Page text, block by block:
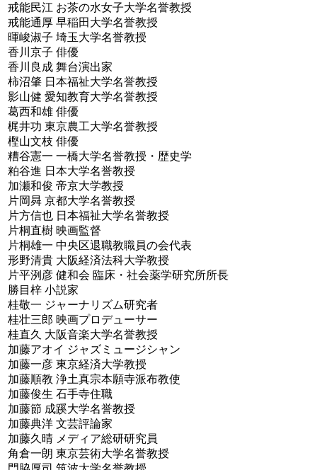
戒能民江 お茶の水女子大学名誉教授
戒能通厚 早稲田大学名誉教授
暉峻淑子 埼玉大学名誉教授
香川京子 俳優
香川良成 舞台演出家
柿沼肇 日本福祉大学名誉教授
影山健 愛知教育大学名誉教授
葛西和雄 俳優
梶井功 東京農工大学名誉教授
樫山文枝 俳優
糟谷憲一 一橋大学名誉教授・歴史学
粕谷進 日本大学名誉教授
加瀬和俊 帝京大学教授
片岡曻 京都大学名誉教授
片方信也 日本福祉大学名誉教授
片桐直樹 映画監督
片桐雄一 中央区退職教職員の会代表
形野清貴 大阪経済法科大学教授
片平洌彦 健和会 臨床・社会薬学研究所所長
勝目梓 小説家
桂敬一 ジャーナリズム研究者
桂壮三郎 映画プロデューサー
桂直久 大阪音楽大学名誉教授
加藤アオイ ジャズミュージシャン
加藤一彦 東京経済大学教授
加藤順教 浄土真宗本願寺派布教使
加藤俊生 石手寺住職
加藤節 成蹊大学名誉教授
加藤典洋 文芸評論家
加藤久晴 メディア総研研究員
角倉一朗 東京芸術大学名誉教授